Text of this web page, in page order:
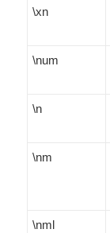
\xn
\num
\n
\nm
\nml